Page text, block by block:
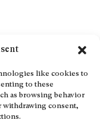
like cookies to
to these
as browsing behavior
withdrawing consent,